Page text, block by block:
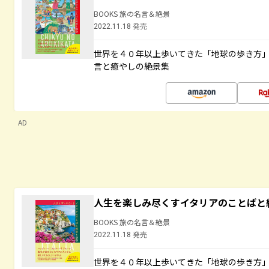
BOOKS 旅の名言＆絶景
2022.11.18 発売
世界を４０年以上歩いてきた「地球の歩き方
言と癒やしの絶景集
AD
人生を楽しみ尽くすイタリアのことば
BOOKS 旅の名言＆絶景
2022.11.18 発売
世界を４０年以上歩いてきた「地球の歩き方